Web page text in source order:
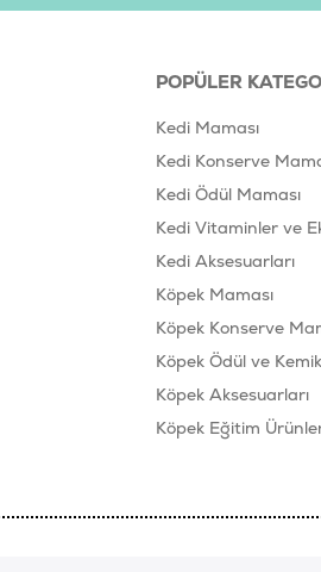
POPÜLER
Kedi Maması
Kedi Konserve
Kedi Ödül Maması
Kedi Vitaminler ve
Kedi Aksesuarları
Köpek Maması
Köpek Konserve
Köpek Ödül ve
Köpek Aksesuarları
Köpek Eğitim